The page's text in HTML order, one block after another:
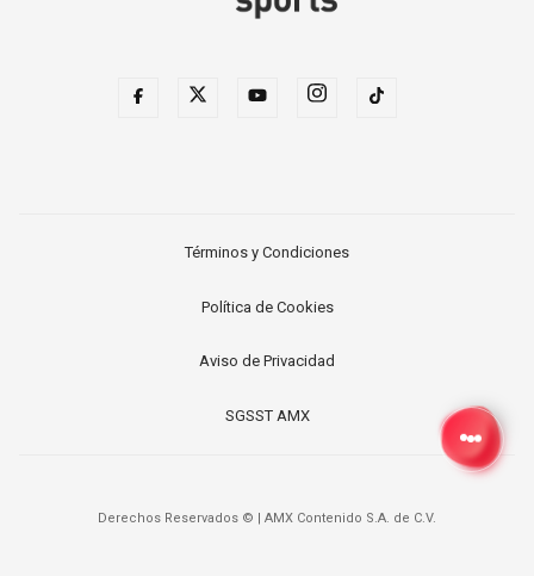
Términos y Condiciones
Política de Cookies
Aviso de Privacidad
SGSST AMX
Derechos Reservados © AMX Contenido S.A. de C.V.